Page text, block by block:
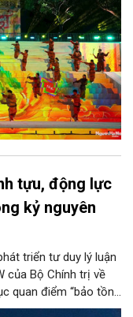
tựu, động lực
kỷ nguyên
triển tư duy lý luận
của Bộ Chính trị về
quan điểm “bảo tồn
với phát triển kinh tế -